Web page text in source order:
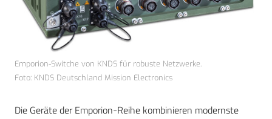
Emporion-Switche von KNDS für robuste Netzwerke.
Foto: KNDS Deutschland Mission Electronics
Die Geräte der Emporion-Reihe kombinieren modernste